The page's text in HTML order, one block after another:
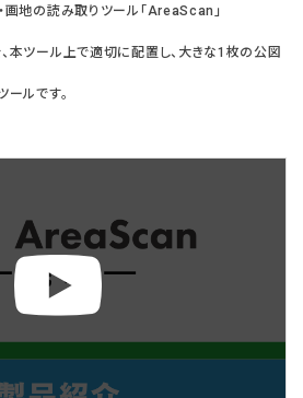
画地の読み取りツール「AreaScan」
本ツール上で適切に配置し、大きな1枚の公図
ルです。